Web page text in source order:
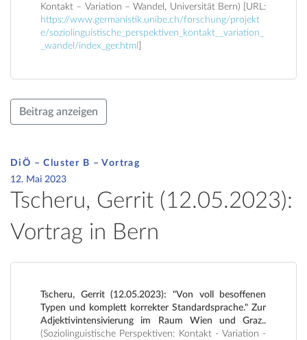
Kontakt – Variation – Wandel, Universität Bern) [URL:
https://www.germanistik.unibe.ch/forschung/projekt
e/soziolinguistische_perspektiven_kontakt__variation_
_wandel/index_ger.html
Beitrag anzeigen
DiÖ – Cluster B – Vortrag
12. Mai 2023
Tscheru, Gerrit (12.05.2023):
Vortrag in Bern
Tscheru, Gerrit (12.05.2023): "Von voll besoffenen
Typen und komplett korrekter Standardsprache." Zur
Adjektivintensivierung im Raum Wien und Graz..
(Soziolinguistische Perspektiven: Kontakt - Variation -